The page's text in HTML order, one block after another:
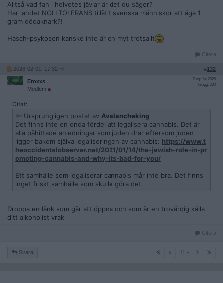
Alltså vad fan i helvetes jävlar är det du säger?
Har landet NOLLTOLERANS tillåtit svenska människor att äga 1
gram dödaknark?!
Hasch-psykosen kanske inte är en myt trotsallt
Citera
2026-02-01, 17:32 #132
Eroxxs
Medlem
Reg: Jul 2025
Inlägg: 230
Citat:
Ursprungligen postat av Avalancheking
Det finns inte en enda fördel att legalisera cannabis. Det är
alla påhittade anledningar som juden drar eftersom juden
ligger bakom själva legaliseringen av cannabis: https://www.t
heoccidentalobserver.net/2021/01/14/the-jewish-role-in-pr
omoting-cannabis-and-why-its-bad-for-you/
Ett samhälle som legaliserar cannabis mår inte bra. Det finns
inget friskt samhälle som skulle göra det.
Droppa en länk som går att öppna och som är en trovärdig källa
ditt alkoholist vrak
Citera
Svara